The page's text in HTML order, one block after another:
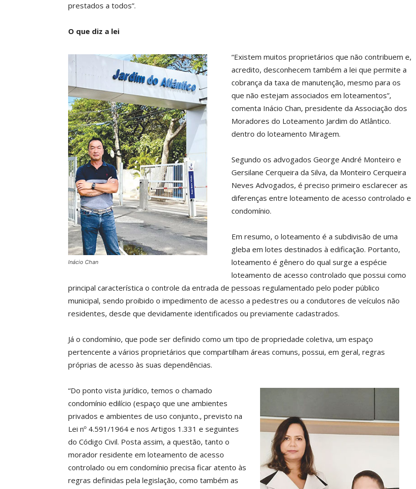
prestados a todos”.
O que diz a lei
Inácio Chan
“Existem muitos proprietários que não contribuem e,
acredito, desconhecem também a lei que permite a
cobrança da taxa de manutenção, mesmo para os
que não estejam associados em loteamentos”,
comenta Inácio Chan, presidente da Associação dos
Moradores do Loteamento Jardim do Atlântico.
dentro do loteamento Miragem.
Segundo os advogados George André Monteiro e
Gersilane Cerqueira da Silva, da Monteiro Cerqueira
Neves Advogados, é preciso primeiro esclarecer as
diferenças entre loteamento de acesso controlado e
condomínio.
Em resumo, o loteamento é a subdivisão de uma
gleba em lotes destinados à edificação. Portanto,
loteamento é gênero do qual surge a espécie
loteamento de acesso controlado que possui como
principal característica o controle da entrada de pessoas regulamentado pelo poder público
municipal, sendo proibido o impedimento de acesso a pedestres ou a condutores de veículos não
residentes, desde que devidamente identificados ou previamente cadastrados.
Já o condomínio, que pode ser definido como um tipo de propriedade coletiva, um espaço
pertencente a vários proprietários que compartilham áreas comuns, possui, em geral, regras
próprias de acesso às suas dependências.
“Do ponto vista jurídico, temos o chamado
condomínio edilício (espaço que une ambientes
privados e ambientes de uso conjunto., previsto na
Lei nº 4.591/1964 e nos Artigos 1.331 e seguintes
do Código Civil. Posta assim, a questão, tanto o
morador residente em loteamento de acesso
controlado ou em condomínio precisa ficar atento às
regras definidas pela legislação, como também as